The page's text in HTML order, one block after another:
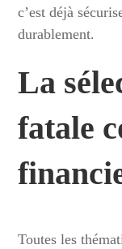
c’est déjà
durablement.
La
fatale
Toutes les